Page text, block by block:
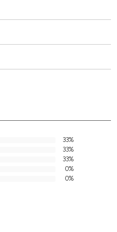
33%
33%
33%
0%
0%